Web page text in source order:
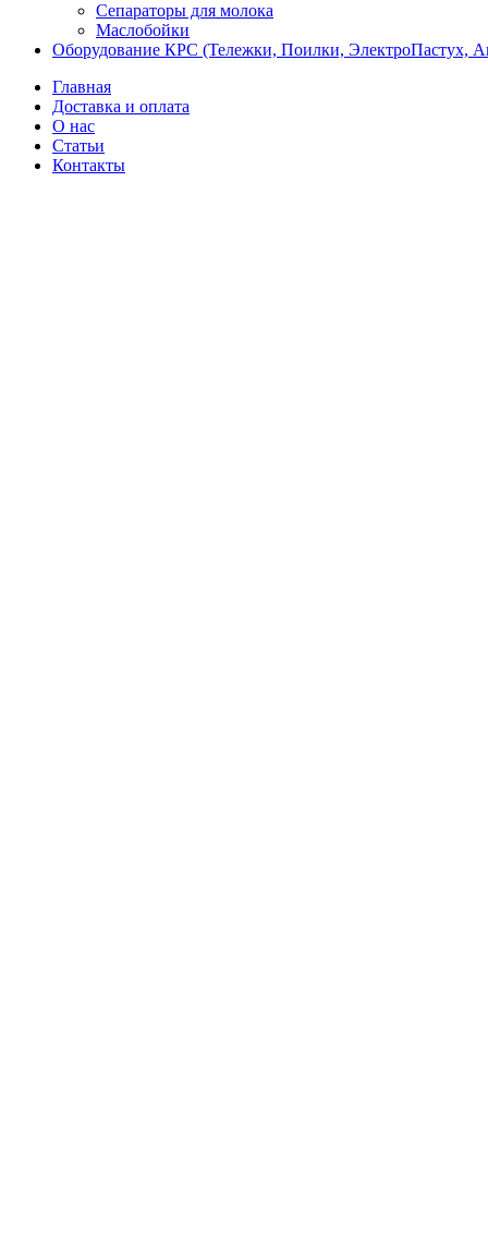
Сепараторы для молока
Маслобойки
Оборудование КРС (Тележки, Поилки, ЭлектроПастух,
Главная
Доставка и оплата
О нас
Статьи
Контакты